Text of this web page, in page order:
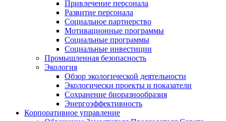
Привлечение персонала
Развитие персонала
Социальное партнерство
Мотивационные программы
Социальные программы
Социальные инвестиции
Промышленная безопасность
Экология
Обзор экологической деятельности
Экологически проекты и показатели
Сохранение биоразнообразия
Энергоэффективность
Корпоративное управление